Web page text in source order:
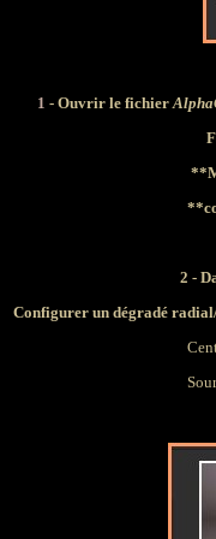
1 - Ouvrir le fichier
2 -
Configurer un dégradé